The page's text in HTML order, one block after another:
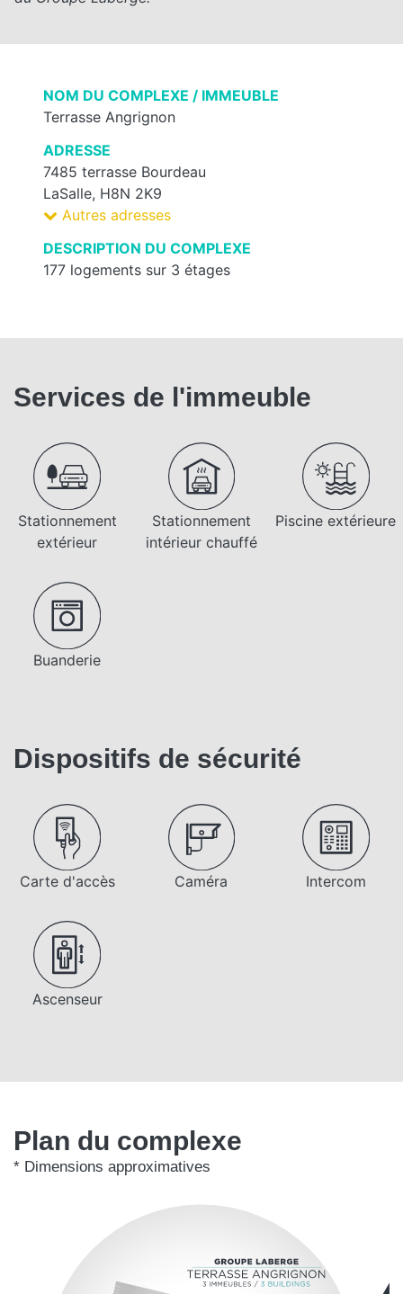
NOM DU COMPLEXE / IMMEUBLE
Terrasse Angrignon
ADRESSE
7485 terrasse Bourdeau
LaSalle, H8N 2K9
Autres adresses
DESCRIPTION DU COMPLEXE
177 logements sur 3 étages
Services de l'immeuble
Stationnement
extérieur
Stationnement
intérieur chauffé
Piscine extérieure
Buanderie
Dispositifs de sécurité
Carte d'accès Caméra Intercom
Ascenseur
Plan du complexe
* Dimensions approximatives